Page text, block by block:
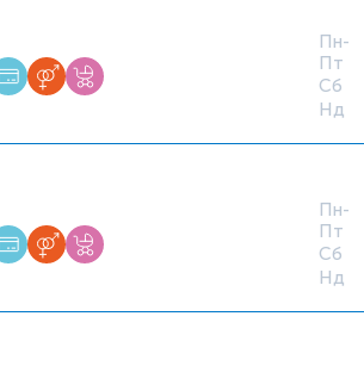
Пн-
Пт
Сб
Нд
Пн-
Пт
Сб
Нд